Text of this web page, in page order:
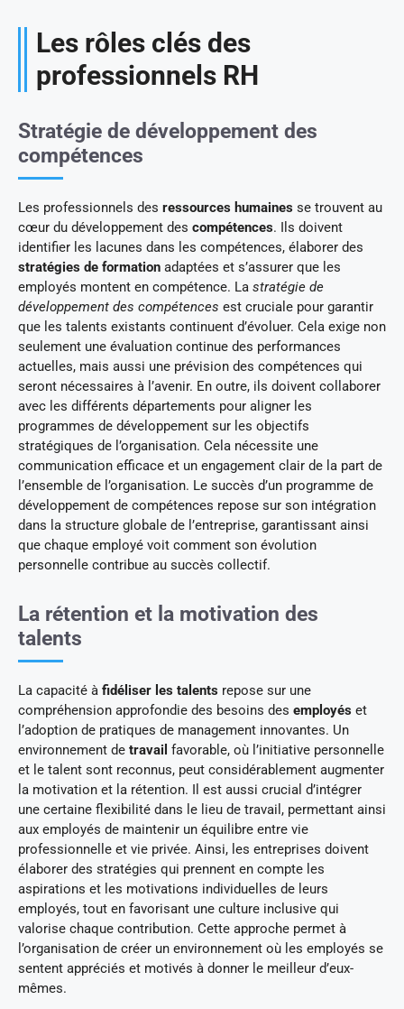
Les rôles clés des
professionnels RH
Stratégie de développement des
compétences
Les professionnels des ressources humaines se trouvent au
cœur du développement des compétences. Ils doivent
identifier les lacunes dans les compétences, élaborer des
stratégies de formation adaptées et s’assurer que les
employés montent en compétence. La stratégie de
développement des compétences est cruciale pour garantir
que les talents existants continuent d’évoluer. Cela exige non
seulement une évaluation continue des performances
actuelles, mais aussi une prévision des compétences qui
seront nécessaires à l’avenir. En outre, ils doivent collaborer
avec les différents départements pour aligner les
programmes de développement sur les objectifs
stratégiques de l’organisation. Cela nécessite une
communication efficace et un engagement clair de la part de
l’ensemble de l’organisation. Le succès d’un programme de
développement de compétences repose sur son intégration
dans la structure globale de l’entreprise, garantissant ainsi
que chaque employé voit comment son évolution
personnelle contribue au succès collectif.
La rétention et la motivation des
talents
La capacité à fidéliser les talents repose sur une
compréhension approfondie des besoins des employés et
l’adoption de pratiques de management innovantes. Un
environnement de travail favorable, où l’initiative personnelle
et le talent sont reconnus, peut considérablement augmenter
la motivation et la rétention. Il est aussi crucial d’intégrer
une certaine flexibilité dans le lieu de travail, permettant ainsi
aux employés de maintenir un équilibre entre vie
professionnelle et vie privée. Ainsi, les entreprises doivent
élaborer des stratégies qui prennent en compte les
aspirations et les motivations individuelles de leurs
employés, tout en favorisant une culture inclusive qui
valorise chaque contribution. Cette approche permet à
l’organisation de créer un environnement où les employés se
sentent appréciés et motivés à donner le meilleur d’eux-
mêmes.